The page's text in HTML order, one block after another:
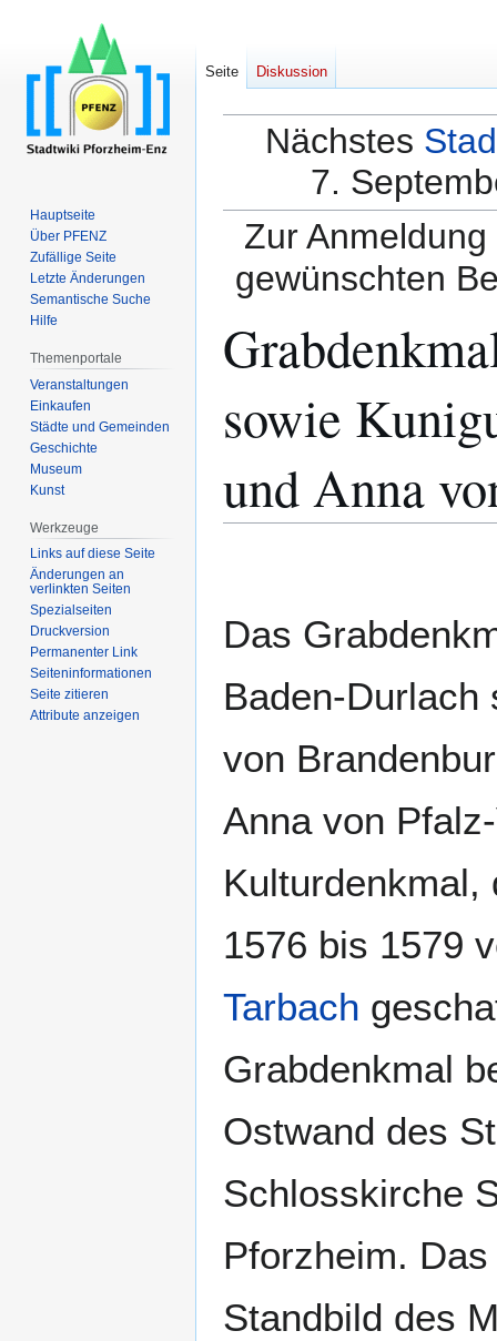
Nächstes
7.
Zur
gewünschten
sowie
und Anna
Das
Baden-Durlach
von
Anna von
Kulturdenkmal,
1576 bis 1579
Tarbach
Grabdenkmal
Ostwand des
Schlosskirche
Pforzheim.
Standbild des
Seite Diskussion
Hauptseite
Über PFENZ
Zufällige Seite
Letzte Änderungen
Semantische Suche
Hilfe
Themenportale
Veranstaltungen
Einkaufen
Städte und Gemeinden
Geschichte
Museum
Kunst
Werkzeuge
Links auf diese Seite
Änderungen an
verlinkten Seiten
Spezialseiten
Druckversion
Permanenter Link
Seiten­­informationen
Seite zitieren
Attribute anzeigen